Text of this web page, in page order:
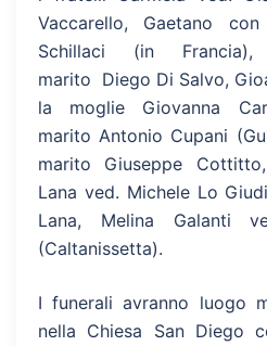
Vaccarello, Gaetano
Schillaci (in
marito Diego Di Salvo,
la moglie Giovanna
marito Antonio Cupani
marito Giuseppe
Lana ved. Michele Lo
Lana, Melina Galanti
(Caltanissetta).
I funerali avranno luogo
nella Chiesa San Diego